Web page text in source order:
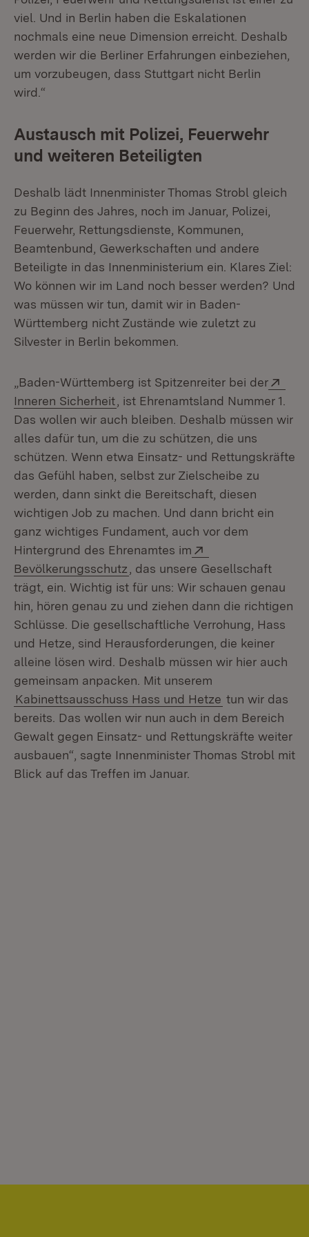
viel. Und in Berlin haben die Eskalationen
nochmals eine neue Dimension erreicht. Deshalb
werden wir die Berliner Erfahrungen einbeziehen,
um vorzubeugen, dass Stuttgart nicht Berlin
wird.“
Austausch mit Polizei, Feuerwehr
und weiteren Beteiligten
Deshalb lädt Innenminister Thomas Strobl gleich
zu Beginn des Jahres, noch im Januar, Polizei,
Feuerwehr, Rettungsdienste, Kommunen,
Beamtenbund, Gewerkschaften und andere
Beteiligte in das Innenministerium ein. Klares Ziel:
Wo können wir im Land noch besser werden? Und
was müssen wir tun, damit wir in Baden-
Württemberg nicht Zustände wie zuletzt zu
Silvester in Berlin bekommen.
„Baden-Württemberg ist Spitzenreiter bei der
Inneren Sicherheit (Öffnet in neuem Fenster)
, ist Ehrenamtsland Nummer 1.
Das wollen wir auch bleiben. Deshalb müssen wir
alles dafür tun, um die zu schützen, die uns
schützen. Wenn etwa Einsatz- und Rettungskräfte
das Gefühl haben, selbst zur Zielscheibe zu
werden, dann sinkt die Bereitschaft, diesen
wichtigen Job zu machen. Und dann bricht ein
ganz wichtiges Fundament, auch vor dem
Hintergrund des Ehrenamtes im
Bevölkerungsschutz (Öffnet in neuem Fenster)
, das unsere Gesellschaft
trägt, ein. Wichtig ist für uns: Wir schauen genau
hin, hören genau zu und ziehen dann die richtigen
Schlüsse. Die gesellschaftliche Verrohung, Hass
und Hetze, sind Herausforderungen, die keiner
alleine lösen wird. Deshalb müssen wir hier auch
gemeinsam anpacken. Mit unserem
Kabinettsausschuss Hass und Hetze tun wir das
bereits. Das wollen wir nun auch in dem Bereich
Gewalt gegen Einsatz- und Rettungskräfte weiter
ausbauen“, sagte Innenminister Thomas Strobl mit
Blick auf das Treffen im Januar.